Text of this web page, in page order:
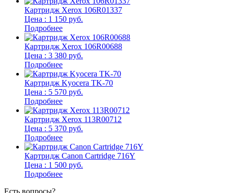
Картридж Xerox 106R01337
Цена : 1 150 руб.
Подробнее
Картридж Xerox 106R00688
Цена : 3 380 руб.
Подробнее
Картридж Kyocera TK-70
Цена : 5 570 руб.
Подробнее
Картридж Xerox 113R00712
Цена : 5 370 руб.
Подробнее
Картридж Canon Cartridge 716Y
Цена : 1 500 руб.
Подробнее